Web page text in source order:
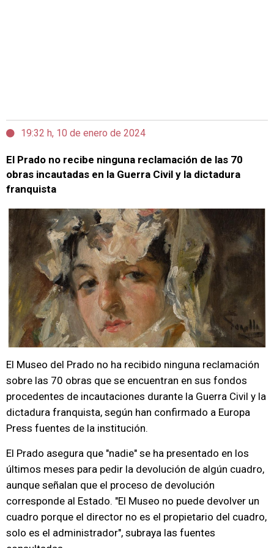
19:32 h, 10 de enero de 2024
El Prado no recibe ninguna reclamación de las 70
obras incautadas en la Guerra Civil y la dictadura
franquista
El Museo del Prado no ha recibido ninguna reclamación
sobre las 70 obras que se encuentran en sus fondos
procedentes de incautaciones durante la Guerra Civil y la
dictadura franquista, según han confirmado a Europa
Press fuentes de la institución.
El Prado asegura que "nadie" se ha presentado en los
últimos meses para pedir la devolución de algún cuadro,
aunque señalan que el proceso de devolución
corresponde al Estado. "El Museo no puede devolver un
cuadro porque el director no es el propietario del cuadro,
solo es el administrador", subraya las fuentes